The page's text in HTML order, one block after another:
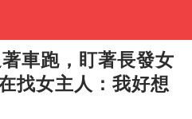
車跑，盯著長發女
找女主人：我好想